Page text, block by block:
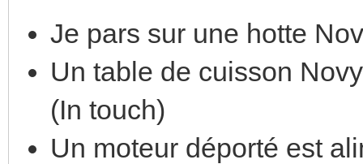
Je pars sur une hotte
Un table de cuisson
(In touch)
Un moteur déporté est